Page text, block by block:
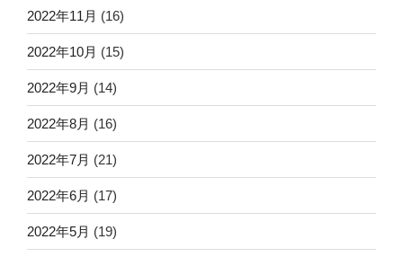
2022年11月 (16)
2022年10月 (15)
2022年9月 (14)
2022年8月 (16)
2022年7月 (21)
2022年6月 (17)
2022年5月 (19)